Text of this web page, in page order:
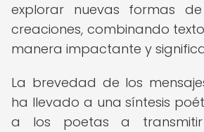
explorar nuevas formas
creaciones, combinando
manera impactante y
La brevedad de los
ha llevado a una síntesis
a los poetas a